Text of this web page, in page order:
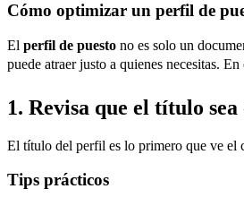
Cómo optimizar un perfil de
El perfil de puesto no es solo un
puede atraer justo a quienes necesitas.
1. Revisa que el título
El título del perfil es lo primero que ve el
Tips prácticos